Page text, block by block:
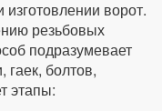
ворот.
резьбовых
подразумевает
гаек, болтов,
этапы: